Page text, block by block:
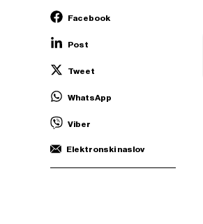
Facebook
Post
Tweet
WhatsApp
Viber
Elektronski naslov